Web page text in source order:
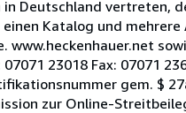
Deutschland vertreten,
Katalog und
www.heckenhauer.net
23018 Fax: 07071
gem. $
zur Online-